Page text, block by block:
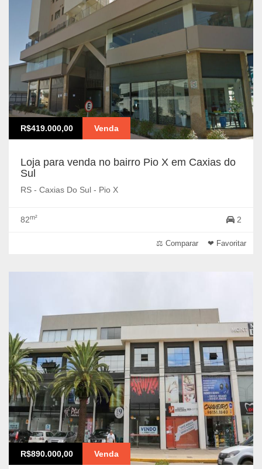
R$419.000,00 Venda
Loja para venda no bairro Pio X em Caxias do
Sul
RS - Caxias Do Sul - Pio X
82m² 2
⚖ Comparar ❤ Favoritar
R$890.000,00 Venda